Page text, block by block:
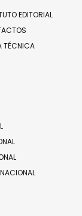
EDITORIAL
TÉCNICA